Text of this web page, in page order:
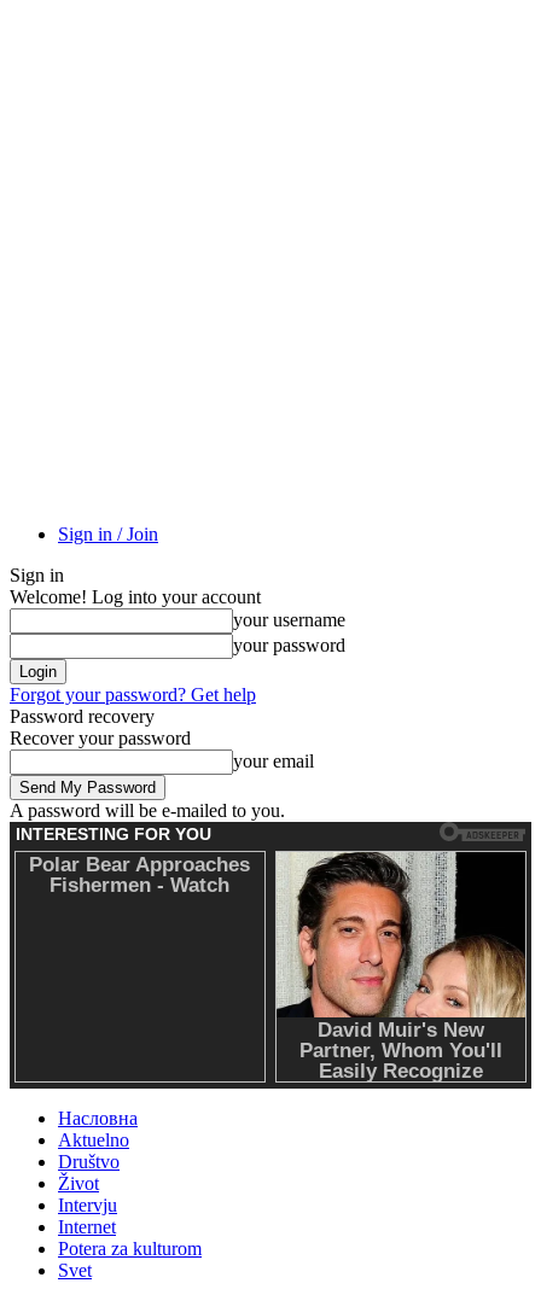
Sign in / Join
Sign in
Welcome! Log into your account
your username
your password
Forgot your password? Get help
Password recovery
Recover your password
your email
A password will be e-mailed to you.
Насловна
Aktuelno
Društvo
Život
Intervju
Internet
Potera za kulturom
Svet